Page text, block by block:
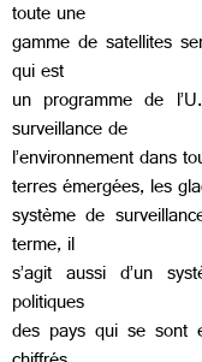
toute une
gamme de satellites
qui est
un programme de
surveillance de
l’environnement dans
terres émergées, les
système de
terme, il
s’agit aussi d’un
politiques
des pays qui se sont